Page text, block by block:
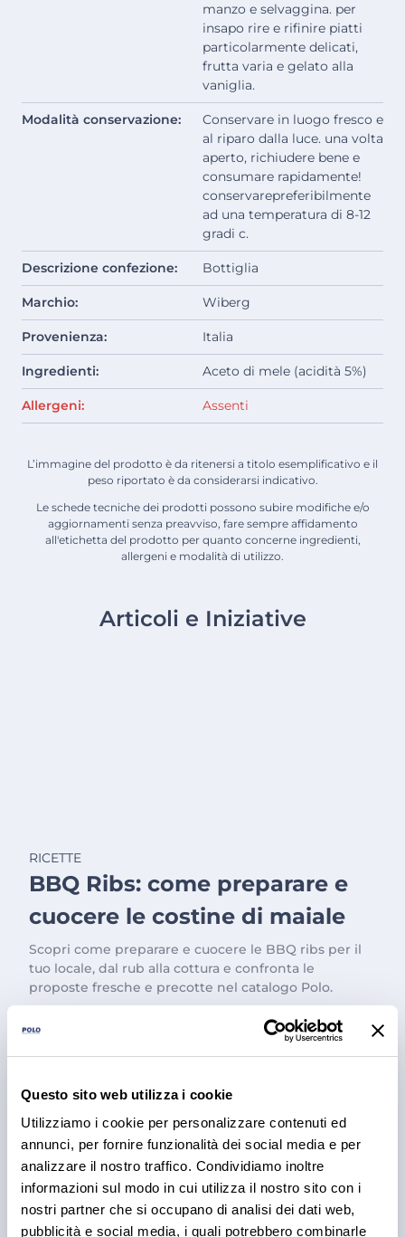
Questo sito web utilizza i cookie
Utilizziamo i cookie per personalizzare contenuti ed
annunci, per fornire funzionalità dei social media e per
analizzare il nostro traffico. Condividiamo inoltre
informazioni sul modo in cui utilizza il nostro sito con i
nostri partner che si occupano di analisi dei dati web,
pubblicità e social media, i quali potrebbero combinarle
manzo e selvaggina. per
insapo rire e rifinire piatti
particolarmente delicati,
frutta varia e gelato alla
vaniglia.
Modalità conservazione:
Conservare in luogo fresco e
al riparo dalla luce. una volta
aperto, richiudere bene e
consumare rapidamente!
conservarepreferibilmente
ad una temperatura di 8-12
gradi c.
Descrizione confezione: Bottiglia
Marchio: Wiberg
Provenienza: Italia
Ingredienti: Aceto di mele (acidità 5%)
Allergeni: Assenti
L’immagine del prodotto è da ritenersi a titolo esemplificativo e il
peso riportato è da considerarsi indicativo.
Le schede tecniche dei prodotti possono subire modifiche e/o
aggiornamenti senza preavviso, fare sempre affidamento
all'etichetta del prodotto per quanto concerne ingredienti,
allergeni e modalità di utilizzo.
Articoli e Iniziative
RICETTE
BBQ Ribs: come preparare e
cuocere le costine di maiale
Scopri come preparare e cuocere le BBQ ribs per il
tuo locale, dal rub alla cottura e confronta le
proposte fresche e precotte nel catalogo Polo.